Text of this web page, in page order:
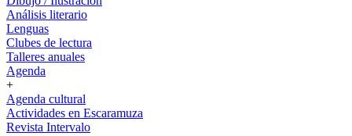
Análisis literario
Lenguas
Clubes de lectura
Talleres anuales
Agenda
+
Agenda cultural
Actividades en Escaramuza
Revista Intervalo